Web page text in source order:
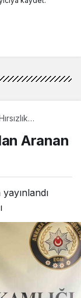
Aranan